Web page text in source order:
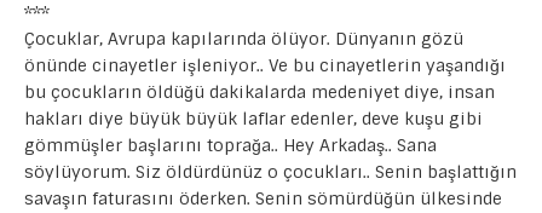
***
Çocuklar, Avrupa kapılarında ölüyor. Dünyanın gözü
önünde cinayetler işleniyor.. Ve bu cinayetlerin yaşandığı
bu çocukların öldüğü dakikalarda medeniyet diye, insan
hakları diye büyük büyük laflar edenler, deve kuşu gibi
gömmüşler başlarını toprağa.. Hey Arkadaş.. Sana
söylüyorum. Siz öldürdünüz o çocukları.. Senin başlattığın
savaşın faturasını öderken. Senin sömürdüğün ülkesinde